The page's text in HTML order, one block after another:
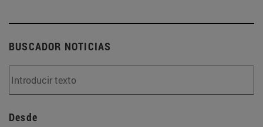
BUSCADOR NOTICIAS
Desde